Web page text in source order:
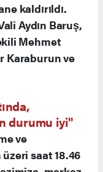
kaldırıldı.
Aydın Baruş,
Mehmet
Karaburun ve
durumu iyi"
ve
saat 18.46